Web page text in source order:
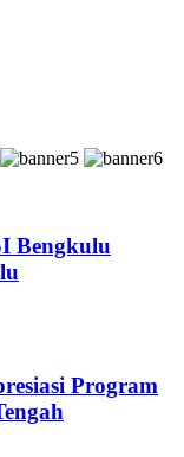
Bengkulu
Program